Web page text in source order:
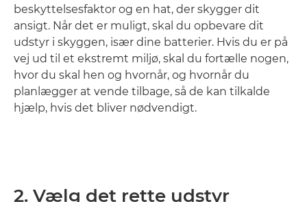
beskyttelsesfaktor og en hat, der skygger dit
ansigt. Når det er muligt, skal du opbevare dit
udstyr i skyggen, især dine batterier. Hvis du er på
vej ud til et ekstremt miljø, skal du fortælle nogen,
hvor du skal hen og hvornår, og hvornår du
planlægger at vende tilbage, så de kan tilkalde
hjælp, hvis det bliver nødvendigt.
2. Vælg det rette udstyr